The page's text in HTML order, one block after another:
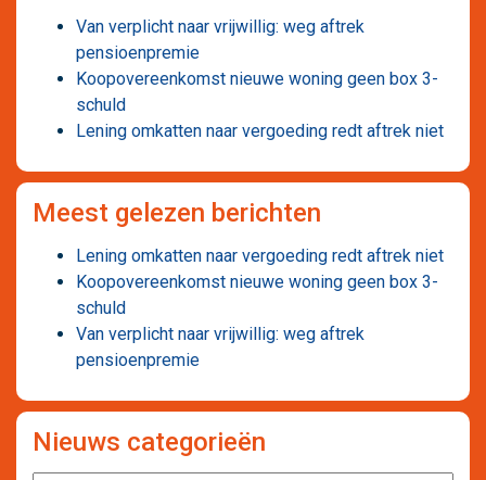
Van verplicht naar vrijwillig: weg aftrek
pensioenpremie
Koopovereenkomst nieuwe woning geen box 3-
schuld
Lening omkatten naar vergoeding redt aftrek niet
Meest gelezen berichten
Lening omkatten naar vergoeding redt aftrek niet
Koopovereenkomst nieuwe woning geen box 3-
schuld
Van verplicht naar vrijwillig: weg aftrek
pensioenpremie
Nieuws categorieën